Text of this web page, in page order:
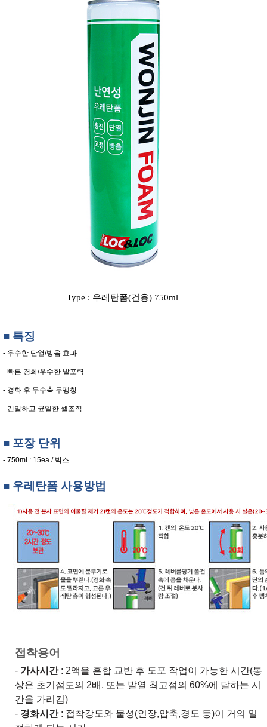
Type : 우레탄폼(건용) 750ml
■ 특징
- 우수한 단열/방음 효과
- 빠른 경화/우수한 발포력
- 경화 후 무수축 무팽창
- 긴밀하고 균일한 셀조직
■ 포장 단위
- 750ml : 15ea / 박스
■ 우레탄폼 사용방법
접착용어
- 가사시간: 2액을 혼합 교반 후 도포 작업이 가능한 시간(통
상은 초기점도의 2배, 또는 발열 최고점의 60%에 달하는 시
간을 가리킴)
- 경화시간: 접착강도와 물성(인장,압축,경도 등)이 거의 일